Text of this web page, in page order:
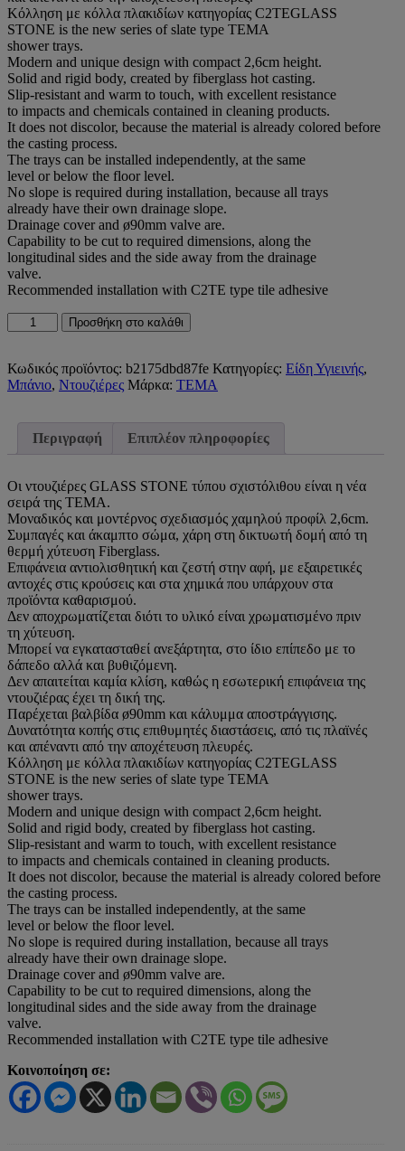
Κόλληση με κόλλα πλακιδίων κατηγορίας C2TEGLASS
STONE is the new series of slate type TEMA
shower trays.
Modern and unique design with compact 2,6cm height.
Solid and rigid body, created by fiberglass hot casting.
Slip-resistant and warm to touch, with excellent resistance
to impacts and chemicals contained in cleaning products.
It does not discolor, because the material is already colored before
the casting process.
The trays can be installed independently, at the same
level or below the floor level.
No slope is required during installation, because all trays
already have their own drainage slope.
Drainage cover and ø90mm valve are.
Capability to be cut to required dimensions, along the
longitudinal sides and the side away from the drainage
valve.
Recommended installation with C2TE type tile adhesive
GLASS
STONE
WHITE
-
X
W
ποσότητα
Προσθήκη στο καλάθι
Κωδικός προϊόντος: b2175dbd87fe Κατηγορίες: Είδη Υγιεινής,
Μπάνιο, Ντουζιέρες Μάρκα: TEMA
Περιγραφή Επιπλέον πληροφορίες
Οι ντουζιέρες GLASS STONE τύπου σχιστόλιθου είναι η νέα
σειρά της ΤΕΜΑ.
Μοναδικός και μοντέρνος σχεδιασμός χαμηλού προφίλ 2,6cm.
Συμπαγές και άκαμπτο σώμα, χάρη στη δικτυωτή δομή από τη
θερμή χύτευση Fiberglass.
Επιφάνεια αντιολισθητική και ζεστή στην αφή, με εξαιρετικές
αντοχές στις κρούσεις και στα χημικά που υπάρχουν στα
προϊόντα καθαρισμού.
Δεν αποχρωματίζεται διότι το υλικό είναι χρωματισμένο πριν
τη χύτευση.
Μπορεί να εγκατασταθεί ανεξάρτητα, στο ίδιο επίπεδο με το
δάπεδο αλλά και βυθιζόμενη.
Δεν απαιτείται καμία κλίση, καθώς η εσωτερική επιφάνεια της
ντουζιέρας έχει τη δική της.
Παρέχεται βαλβίδα ø90mm και κάλυμμα αποστράγγισης.
Δυνατότητα κοπής στις επιθυμητές διαστάσεις, από τις πλαϊνές
και απέναντι από την αποχέτευση πλευρές.
Κόλληση με κόλλα πλακιδίων κατηγορίας C2TEGLASS
STONE is the new series of slate type TEMA
shower trays.
Modern and unique design with compact 2,6cm height.
Solid and rigid body, created by fiberglass hot casting.
Slip-resistant and warm to touch, with excellent resistance
to impacts and chemicals contained in cleaning products.
It does not discolor, because the material is already colored before
the casting process.
The trays can be installed independently, at the same
level or below the floor level.
No slope is required during installation, because all trays
already have their own drainage slope.
Drainage cover and ø90mm valve are.
Capability to be cut to required dimensions, along the
longitudinal sides and the side away from the drainage
valve.
Recommended installation with C2TE type tile adhesive
Κοινοποίηση σε: